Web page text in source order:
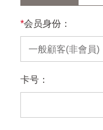
*会员身份：
一般顧客(非會員)
卡号：